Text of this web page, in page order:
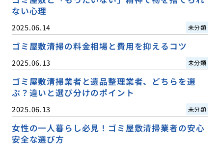
ない心理
2025.06.14 未分類
ゴミ屋敷清掃の料金相場と費用を抑えるコツ
2025.06.13 未分類
ゴミ屋敷清掃業者と遺品整理業者、どちらを選
ぶ？違いと選び分けのポイント
2025.06.13 未分類
女性の一人暮らし必見！ゴミ屋敷清掃業者の安心
安全な選び方